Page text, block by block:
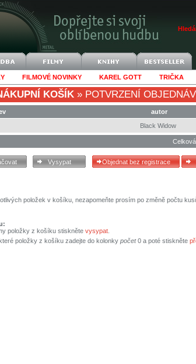
FILMOVÉ NOVINKY KAREL GOTT TRIČKA
KOŠÍK » POTVRZENÍ
autor
Black Widow
položek v košíku, nezapomeňte prosím po změně počtu
položky z košíku stiskněte vysypat
položky z košíku zadejte do kolonky počet0 a poté stiskněte